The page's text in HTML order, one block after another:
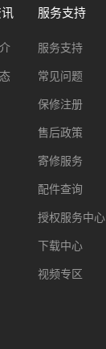
服务支持
服务支持
常见问题
保修注册
售后政策
寄修服务
配件查询
授权服务中心
下载中心
视频专区